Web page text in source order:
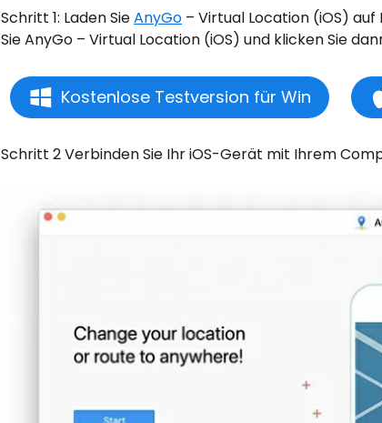
Schritt 1: Laden SieAnyGo – Virtual Location (iOS)
Sie AnyGo – Virtual Location (iOS) und klicken Sie
Kostenlose Testversion für Win
Schritt 2 Verbinden Sie Ihr iOS-Gerät mit Ihrem